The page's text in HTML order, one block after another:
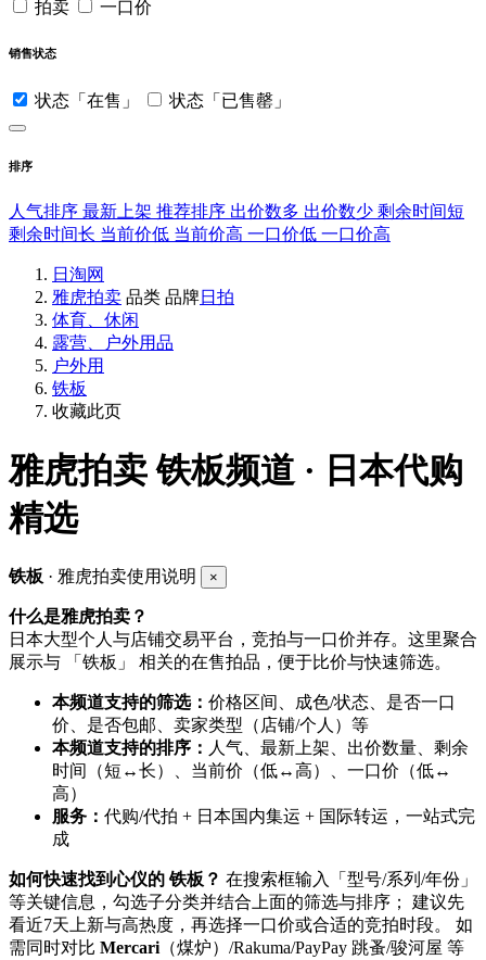
拍卖 一口价
销售状态
状态「在售」 状态「已售罄」
排序
人气排序 最新上架 推荐排序 出价数多 出价数少 剩余时间短
剩余时间长 当前价低 当前价高 一口价低 一口价高
日淘网
雅虎拍卖 品类 品牌日拍
体育、休闲
露营、户外用品
户外用
铁板
收藏此页
雅虎拍卖铁板频道 · 日本代购
精选
铁板 · 雅虎拍卖使用说明 ×
什么是雅虎拍卖？
日本大型个人与店铺交易平台，竞拍与一口价并存。这里聚合
展示与 「铁板」 相关的在售拍品，便于比价与快速筛选。
本频道支持的筛选： 价格区间、成色/状态、是否一口
价、是否包邮、卖家类型（店铺/个人）等
本频道支持的排序： 人气、最新上架、出价数量、剩余
时间（短↔长）、当前价（低↔高）、一口价（低↔
高）
服务： 代购/代拍 + 日本国内集运 + 国际转运，一站式完
成
如何快速找到心仪的 铁板？ 在搜索框输入「型号/系列/年份」
等关键信息，勾选子分类并结合上面的筛选与排序； 建议先
看近7天上新与高热度，再选择一口价或合适的竞拍时段。 如
需同时对比 Mercari （煤炉）/Rakuma/PayPay 跳蚤/骏河屋 等